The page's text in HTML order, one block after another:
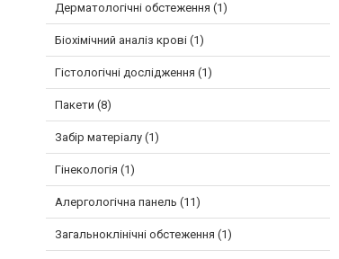
Дерматологічні обстеження (1)
Біохімічний аналіз крові (1)
Гістологічні дослідження (1)
Пакети (8)
Забір матеріалу (1)
Гінекологія (1)
Алергологічна панель (11)
Загальноклінічні обстеження (1)